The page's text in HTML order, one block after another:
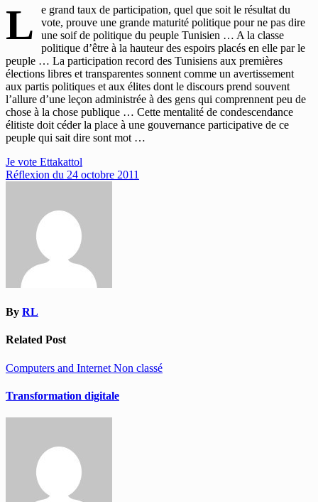
L
e grand taux de participation, quel que soit le résultat du
vote, prouve une grande maturité politique pour ne pas dire
une soif de politique du peuple Tunisien … A la classe
politique d’être à la hauteur des espoirs placés en elle par le
peuple … La participation record des Tunisiens aux premières
élections libres et transparentes sonnent comme un avertissement
aux partis politiques et aux élites dont le discours prend souvent
l’allure d’une leçon administrée à des gens qui comprennent peu de
chose à la chose publique … Cette mentalité de condescendance
élitiste doit céder la place à une gouvernance participative de ce
peuple qui sait dire sont mot …
Navigation
de
Je vote Ettakattol
Réflexion du 24 octobre 2011
By RL
Related Post
Computers and Internet Non classé
Transformation digitale